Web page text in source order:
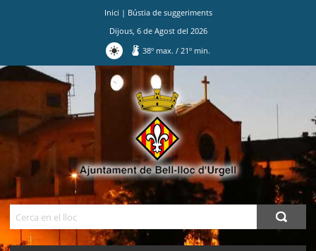
Inici | Bústia de suggeriments
Dijous, 6de Agostdel 2026
38º max./ 21º min.